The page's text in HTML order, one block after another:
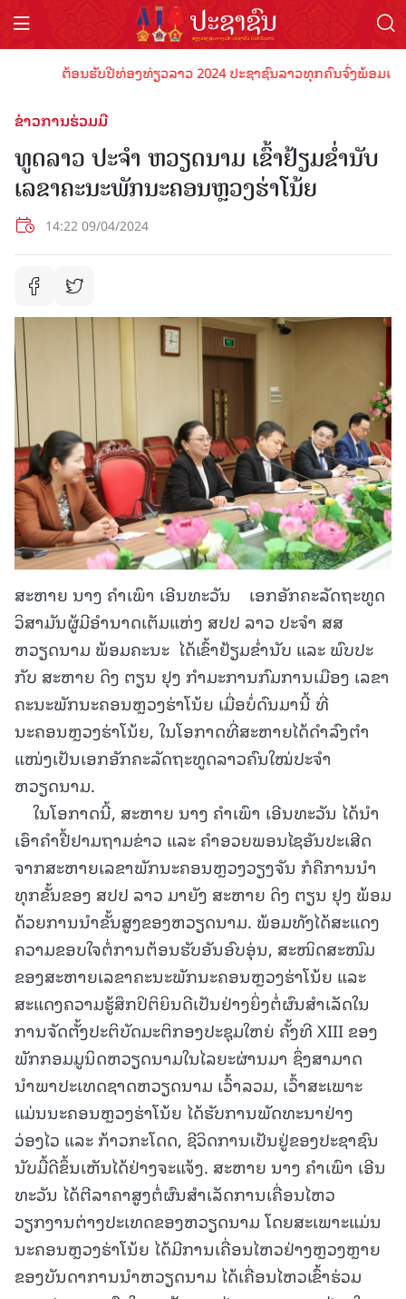
ຕ້ອນຮັບປີທ່ອງທ່ຽວລາວ 2024 ປະຊາຊົນລາວທຸກຄົນຈົ່ງພ້ອມເປັ
ຂ່າວການຮ່ວມມື
ທູດລາວ ປະຈຳ ຫວຽດນາມ ເຂົ້າຢ້ຽມຂ່ຳນັບ
ເລຂາຄະນະພັກນະຄອນຫຼວງຮ່າໂນ້ຍ
14:22 09/04/2024
ສະຫາຍ ນາງ ຄຳເພົາ ເອີນທະວັນ ເອກອັກຄະລັດຖະທູດ
ວິສາມັນຜູ້ມີອຳນາດເຕັມແຫ່ງ ສປປ ລາວ ປະຈຳ ສສ
ຫວຽດນາມ ພ້ອມຄະນະ ໄດ້ເຂົ້າຢ້ຽມຂ່ຳນັບ ແລະ ພົບປະ
ກັບ ສະຫາຍ ດິງ ຕຽນ ຢຸງ ກຳມະການກົມການເມືອງ ເລຂາ
ຄະນະພັກນະຄອນຫຼວງຮ່າໂນ້ຍ ເມື່ອບໍ່ດົນມານີ້ ທີ່
ນະຄອນຫຼວງຮ່າໂນ້ຍ, ໃນໂອກາດທີ່ສະຫາຍໄດ້ດໍາລົງຕໍາ
ແໜ່ງເປັນເອກອັກຄະລັດຖະທູດລາວຄົນໃໝ່ປະຈໍາ
ຫວຽດນາມ.
ໃນໂອກາດນີ້, ສະຫາຍ ນາງ ຄຳເພົາ ເອີນທະວັນ ໄດ້ນຳ
ເອົາຄຳຢື້ຢາມຖາມຂ່າວ ແລະ ຄຳອວຍພອນໄຊອັນປະເສີດ
ຈາກສະຫາຍເລຂາພັກນະຄອນຫຼວງວຽງຈັນ ກໍຄືການນຳ
ທຸກຂັ້ນຂອງ ສປປ ລາວ ມາຍັງ ສະຫາຍ ດິງ ຕຽນ ຢຸງ ພ້ອມ
ດ້ວຍການນຳຂັ້ນສູງຂອງຫວຽດນາມ. ພ້ອມທັງໄດ້ສະແດງ
ຄວາມຂອບໃຈຕໍ່ການຕ້ອນຮັບອັນອົບອຸ່ນ, ສະໜິດສະໜົມ
ຂອງສະຫາຍເລຂາຄະນະພັກນະຄອນຫຼວງຮ່າໂນ້ຍ ແລະ
ສະແດງຄວາມຮູ້ສຶກປິຕິຍິນດີເປັນຢ່າງຍິ່ງຕໍ່ຜົນສຳເລັດໃນ
ການຈັດຕັ້ງປະຕິບັດມະຕິກອງປະຊຸມໃຫຍ່ ຄັ້ງທີ XIII ຂອງ
ພັກກອມມູນິດຫວຽດນາມໃນໄລຍະຜ່ານມາ ຊຶ່ງສາມາດ
ນຳພາປະເທດຊາດຫວຽດນາມ ເວົ້າລວມ, ເວົ້າສະເພາະ
ແມ່ນນະຄອນຫຼວງຮ່າໂນ້ຍ ໄດ້ຮັບການພັດທະນາຢ່າງ
ວ່ອງໄວ ແລະ ກ້າວກະໂດດ, ຊີວິດການເປັນຢູ່ຂອງປະຊາຊົນ
ນັບມື້ດີຂຶ້ນເຫັນໄດ້ຢ່າງຈະແຈ້ງ. ສະຫາຍ ນາງ ຄຳເພົາ ເອີນ
ທະວັນ ໄດ້ຕີລາຄາສູງຕໍ່ຜົນສຳເລັດການເຄື່ອນໄຫວ
ວຽກງານຕ່າງປະເທດຂອງຫວຽດນາມ ໂດຍສະເພາະແມ່ນ
ນະຄອນຫຼວງຮ່າໂນ້ຍ ໄດ້ມີການເຄື່ອນໄຫວຢ່າງຫຼວງຫຼາຍ
ຂອງບັນດາການນຳຫວຽດນາມ ໄດ້ເຄື່ອນໄຫວເຂົ້າຮ່ວມ